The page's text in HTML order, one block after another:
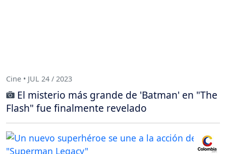
Cine • JUL 24 / 2023
El misterio más grande de 'Batman' en "The
Flash" fue finalmente revelado